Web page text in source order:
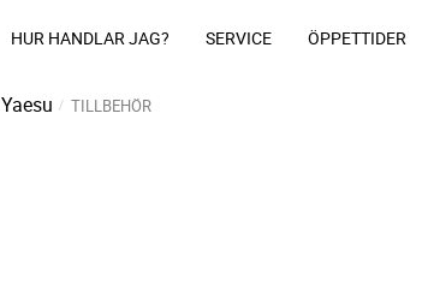
HUR HANDLAR JAG? SERVICE ÖPPETTIDER
Yaesu TILLBEHÖR